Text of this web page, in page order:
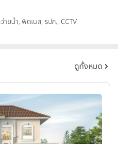
ายน้ำ, ฟิตเนส, รปภ., CCTV
ดูทั้งหมด